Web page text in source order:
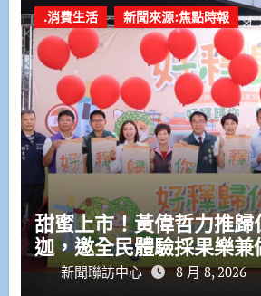
.消費生活 新聞來源:焦點時報
甜蜜上市！黃偉哲力推歸
迦，邀全民體驗採果樂兼
新聞聯訪中心 8 月 8, 2026